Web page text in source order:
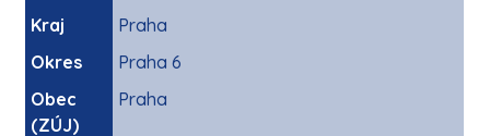
Kraj
Praha
Okres
Praha 6
Obec
(ZÚJ)
Praha